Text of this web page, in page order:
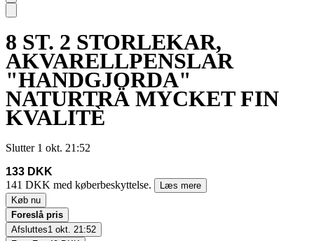
8 ST. 2 STORLEKAR,
AKVARELLPENSLAR
"HANDGJORDA"
NATURTRÄ MYCKET FIN
KVALITÈ
Slutter 1 okt. 21:52
133 DKK
141 DKK med køberbeskyttelse.
Læs mere
Køb nu
Foreslå pris
Afsluttes1 okt. 21:52